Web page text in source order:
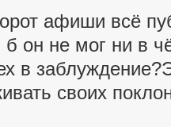
афиши всё
б он не мог ни в
в
своих